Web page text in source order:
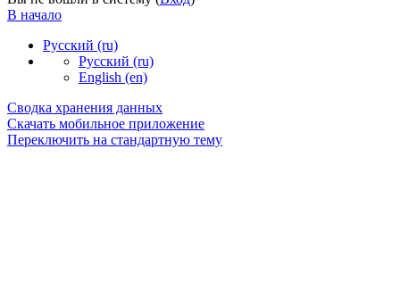
В начало
Русский ‎(ru)‎
Русский ‎(ru)‎
English ‎(en)‎
Сводка хранения данных
Скачать мобильное приложение
Переключить на стандартную тему